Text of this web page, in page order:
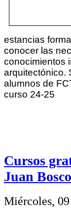
estancias
conocer las
conocimientos
arquitectónico.
alumnos de
curso 24-25
Cursos
Juan Bosco
Miércoles,